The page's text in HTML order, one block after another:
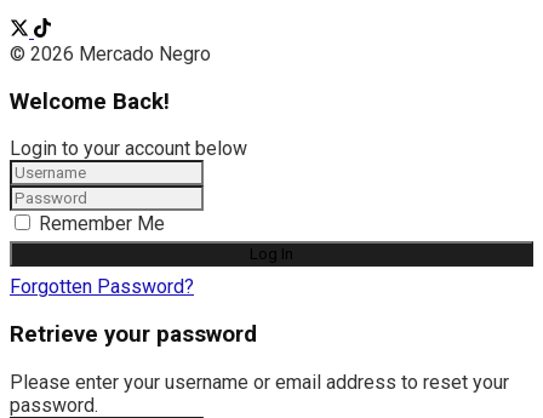
© 2026 Mercado Negro
Welcome Back!
Login to your account below
Remember Me
Forgotten Password?
Retrieve your password
Please enter your username or email address to reset your
password.